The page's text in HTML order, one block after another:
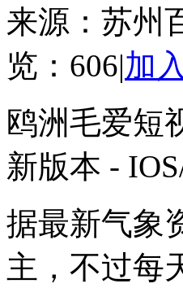
来源：苏州
览： 606|加
鸥洲毛爱短
新版本 -
据最新气象
主，不过每